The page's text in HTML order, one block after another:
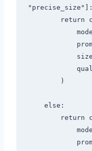
"precise_size"]: